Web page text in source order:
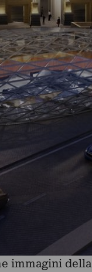
immagini della